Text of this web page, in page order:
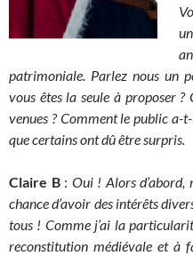
patrimoniale. Parlez nous un
vous êtes la seule à proposer ?
venues ? Comment le public a-
que certains ont dû être surpris.
Claire B: Oui ! Alors d’abord,
chance d’avoir des intérêts
tous ! Comme j’ai la
reconstitution médiévale et à